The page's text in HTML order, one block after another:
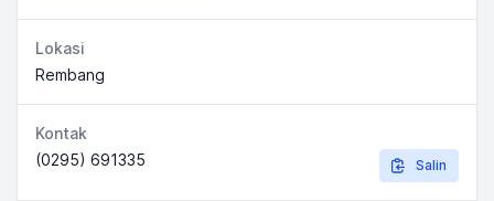
Lokasi
Rembang
Kontak
(0295) 691335
Salin